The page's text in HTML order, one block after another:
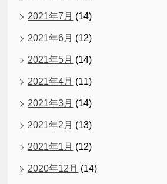
2021年7月 (14)
2021年6月 (12)
2021年5月 (14)
2021年4月 (11)
2021年3月 (14)
2021年2月 (13)
2021年1月 (12)
2020年12月 (14)